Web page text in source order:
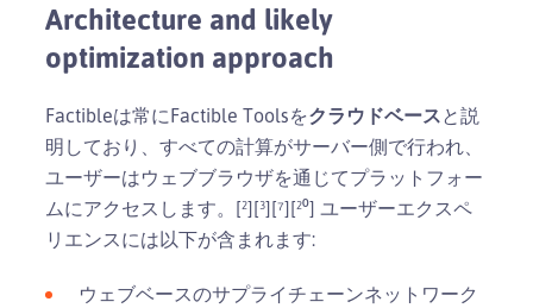
Architecture and likely
optimization approach
Factibleは常にFactible Toolsをクラウドベースと説
明しており、すべての計算がサーバー側で行われ、
ユーザーはウェブブラウザを通じてプラットフォー
ムにアクセスします。[²][³][⁷][²⁰] ユーザーエクスペ
リエンスには以下が含まれます:
ウェブベースのサプライチェーンネットワーク